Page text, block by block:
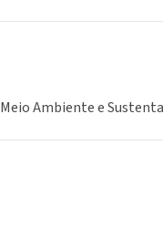
Meio Ambiente e